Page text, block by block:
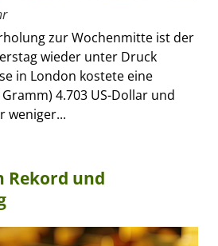
zur Wochenmitte ist der
wieder unter Druck
in London kostete eine
4.703 US-Dollar und
weniger...
Rekord und